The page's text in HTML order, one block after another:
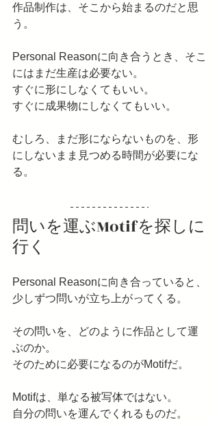
作品制作は、そこから始まるのだと思
う。
Personal Reasonに向き合うとき、そこ
にはまだ生産は必要ない。
すぐに形にしなくてもいい。
すぐに成果物にしなくてもいい。
むしろ、まだ形にならないものを、形
にしないまま見つめる時間が必要にな
る。
問いを運ぶMotifを探しに
行く
Personal Reasonに向き合っていると、
少しずつ問いが立ち上がってくる。
その問いを、どのように作品として運
ぶのか。
そのために必要になるのがMotifだ。
Motifは、単なる被写体ではない。
自分の問いを運んでくれるものだ。